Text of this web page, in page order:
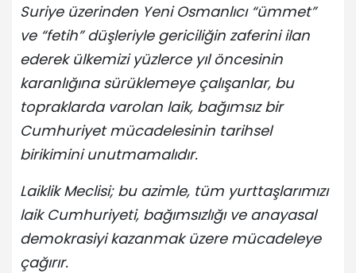
Suriye üzerinden Yeni Osmanlıcı “ümmet”
ve “fetih” düşleriyle gericiliğin zaferini ilan
ederek ülkemizi yüzlerce yıl öncesinin
karanlığına sürüklemeye çalışanlar, bu
topraklarda varolan laik, bağımsız bir
Cumhuriyet mücadelesinin tarihsel
birikimini unutmamalıdır.
Laiklik Meclisi; bu azimle, tüm yurttaşlarımızı
laik Cumhuriyeti, bağımsızlığı ve anayasal
demokrasiyi kazanmak üzere mücadeleye
çağırır.